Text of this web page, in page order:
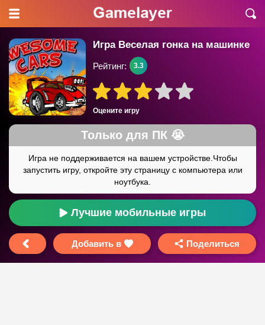
Игра Веселая гонка на машинке
Оцените игру
Рейтинг: 3.3
Лучшие мобильные игры
Добавить в Поделиться